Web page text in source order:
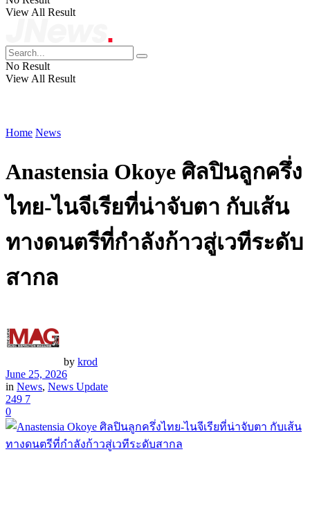
View All Result
No Result
View All Result
Home News
Anastensia Okoye ศิลปินลูกครึ่ง
ไทย-ไนจีเรียที่น่าจับตา กับเส้น
ทางดนตรีที่กำลังก้าวสู่เวทีระดับ
สากล
by krod
June 25, 2026
in News, News Update
249 7
0